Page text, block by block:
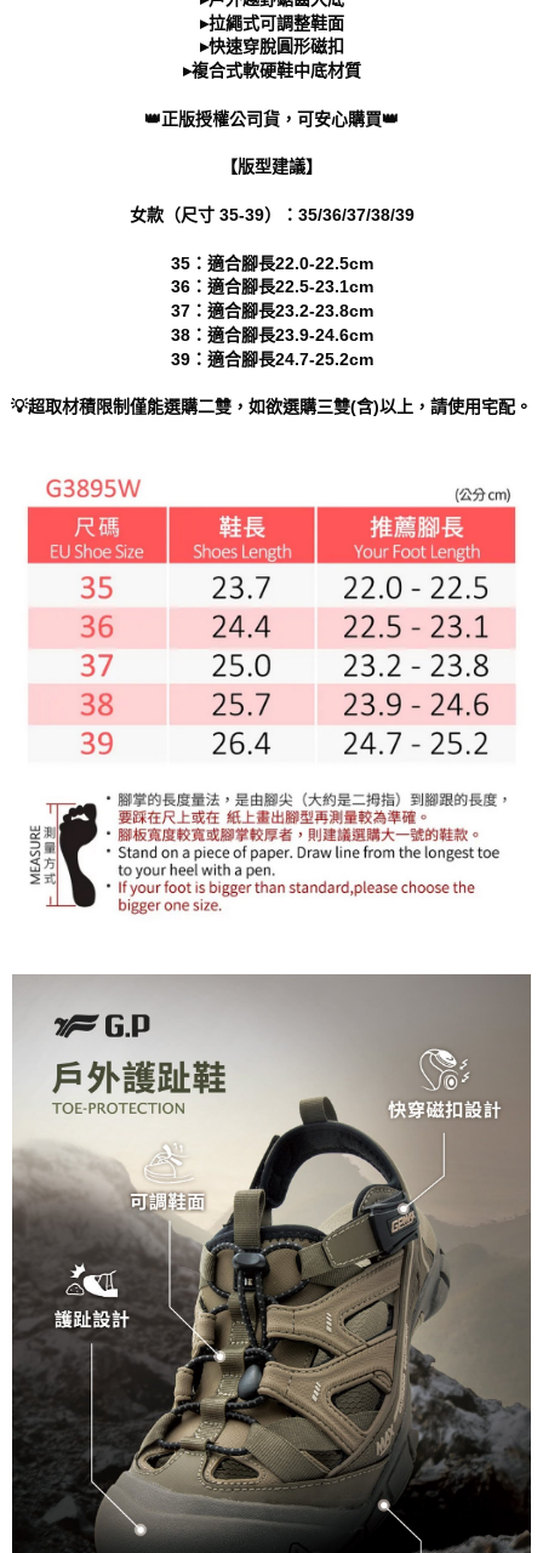
「AFTEE先享後付」，若未經同意申辦者引起之損失，本公司不負相關責
４．使用「AFTEE先享後付」時，將依據個別帳號之用戶狀況，依本公司即
請求用戶進行身份認證。
５．嚴禁一人註冊多個帳號或使用他人資訊註冊。若發現惡意使用之情形，
▸拉繩式可調整鞋面
▸快速穿脫圓形磁扣
▸複合式軟硬鞋中底材質
👑正版授權公司貨，可安心購買👑
【版型建議】
女款（尺寸 35-39）：35/36/37/38/39
35：適合腳長22.0-22.5cm
36：適合腳長22.5-23.1cm
37：適合腳長23.2-23.8cm
38：適合腳長23.9-24.6cm
39：適合腳長24.7-25.2cm
💡超取材積限制僅能選購二雙，如欲選購三雙(含)以上，請使用宅配。